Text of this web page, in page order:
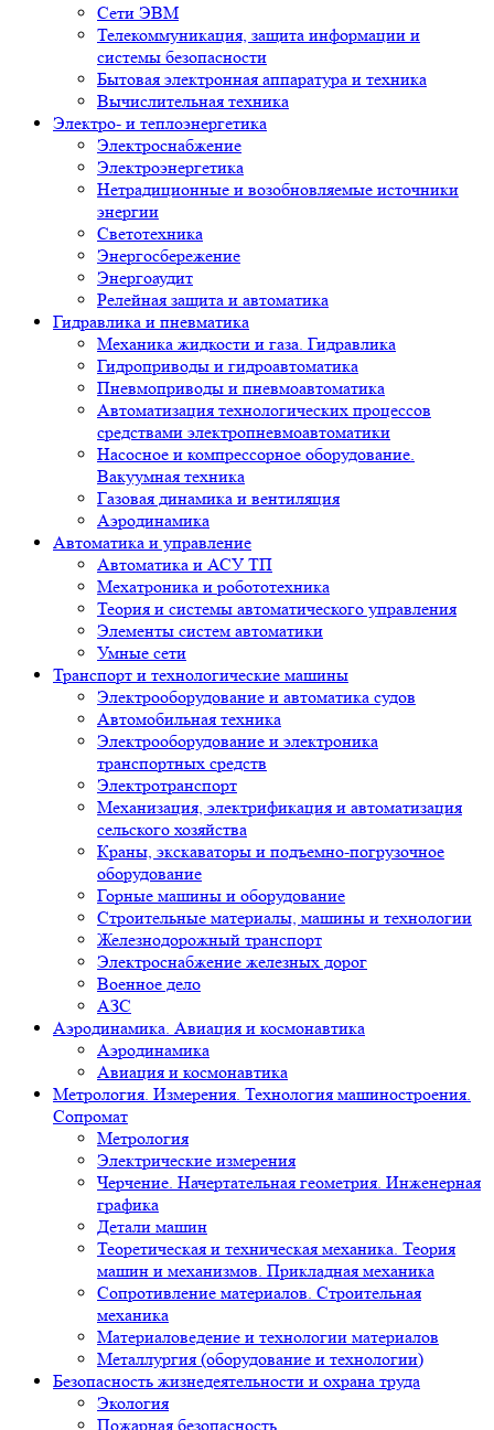
Сети ЭВМ
Телекоммуникация, защита информации и
системы безопасности
Бытовая электронная аппаратура и техника
Вычислительная техника
Электро- и теплоэнергетика
Электроснабжение
Электроэнергетика
Нетрадиционные и возобновляемые источники
энергии
Светотехника
Энергосбережение
Энергоаудит
Релейная защита и автоматика
Гидравлика и пневматика
Механика жидкости и газа. Гидравлика
Гидроприводы и гидроавтоматика
Пневмоприводы и пневмоавтоматика
Автоматизация технологических процессов
средствами электропневмоавтоматики
Насосное и компрессорное оборудование.
Вакуумная техника
Газовая динамика и вентиляция
Аэродинамика
Автоматика и управление
Автоматика и АСУ ТП
Мехатроника и робототехника
Теория и системы автоматического управления
Элементы систем автоматики
Умные сети
Транспорт и технологические машины
Электрооборудование и автоматика судов
Автомобильная техника
Электрооборудование и электроника
транспортных средств
Электротранспорт
Механизация, электрификация и автоматизация
сельского хозяйства
Краны, экскаваторы и подъемно-погрузочное
оборудование
Горные машины и оборудование
Строительные материалы, машины и технологии
Железнодорожный транспорт
Электроснабжение железных дорог
Военное дело
АЗС
Аэродинамика. Авиация и космонавтика
Аэродинамика
Авиация и космонавтика
Метрология. Измерения. Технология машиностроения.
Сопромат
Метрология
Электрические измерения
Черчение. Начертательная геометрия. Инженерная
графика
Детали машин
Теоретическая и техническая механика. Теория
машин и механизмов. Прикладная механика
Сопротивление материалов. Строительная
механика
Материаловедение и технологии материалов
Металлургия (оборудование и технологии)
Безопасность жизнедеятельности и охрана труда
Экология
Пожарная безопасность